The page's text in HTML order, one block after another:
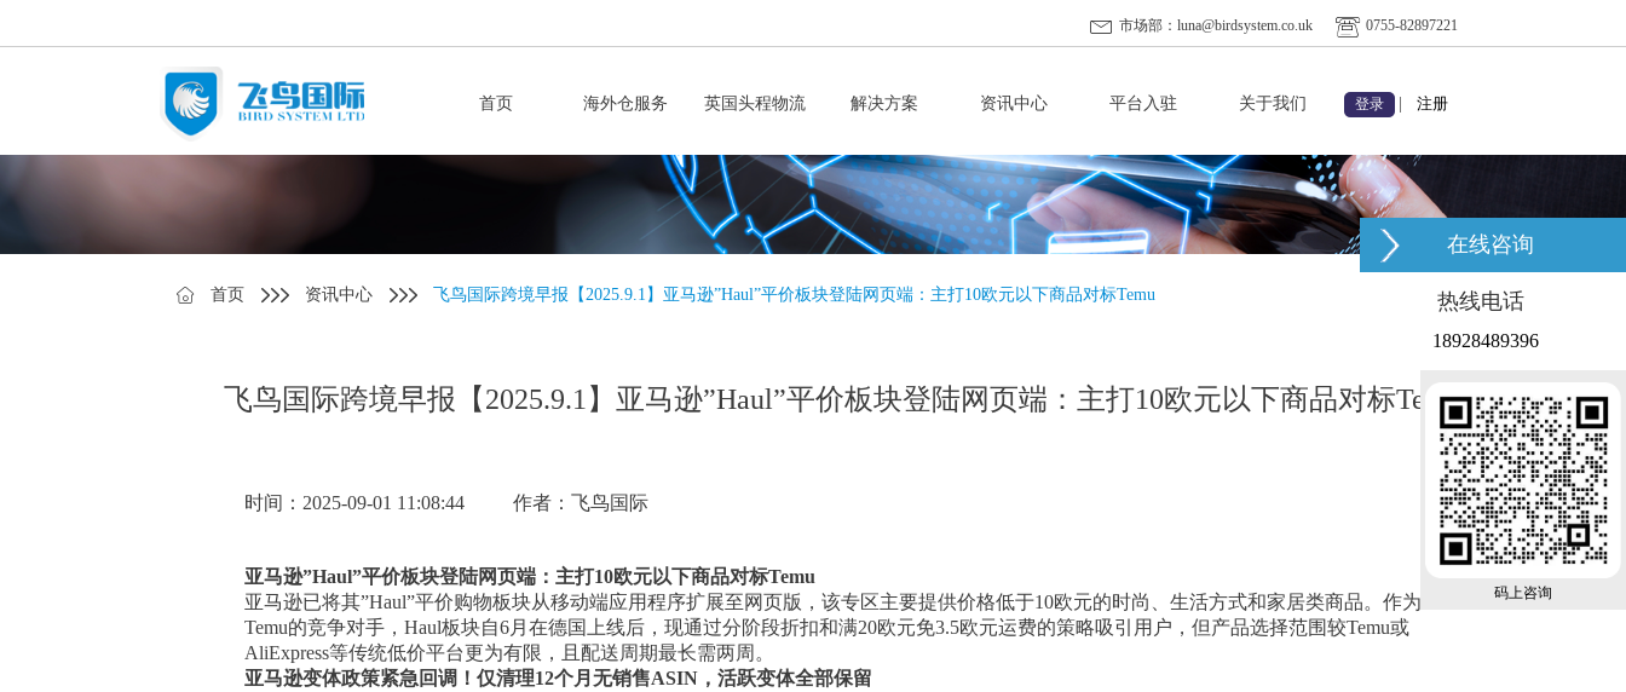
市场部：luna@birdsystem.co.uk 0755-82897221
首页 海外仓服务 英国头程物流 解决方案 资讯中心 平台入驻 关于我们 登录 注册
首页 资讯中心 飞鸟国际跨境早报【2025.9.1】亚马逊”Haul”平价板块登陆网页端：主打10欧元以下商品对标Temu
飞鸟国际跨境早报【2025.9.1】亚马逊”Haul”平价板块登陆网页端：主打10欧元以下商品对标Temu
时间：2025-09-01 11:08:44 作者：飞鸟国际
亚马逊”Haul”平价板块登陆网页端：主打10欧元以下商品对标Temu
亚马逊已将其”Haul”平价购物板块从移动端应用程序扩展至网页版，该专区主要提供价格低于10欧元的时尚、生活方式和家居类商品。作为
Temu的竞争对手，Haul板块自6月在德国上线后，现通过分阶段折扣和满20欧元免3.5欧元运费的策略吸引用户，但产品选择范围较Temu或
AliExpress等传统低价平台更为有限，且配送周期最长需两周。
亚马逊变体政策紧急回调！仅清理12个月无销售ASIN，活跃变体全部保留
在线咨询
热线电话
18928489396
码上咨询